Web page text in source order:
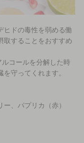
ヒドの毒性を弱める働
取することをおすすめ
コールを分解した時
守ってくれます。
、パプリカ（赤）